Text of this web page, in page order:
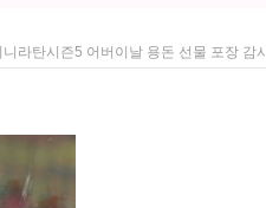
라탄시즌5 어버이날 용돈 선물 포장 감